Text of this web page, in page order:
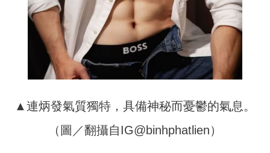
▲連炳發氣質獨特，具備神秘而憂鬱的氣息。
（圖／翻攝自IG@binhphatlien）